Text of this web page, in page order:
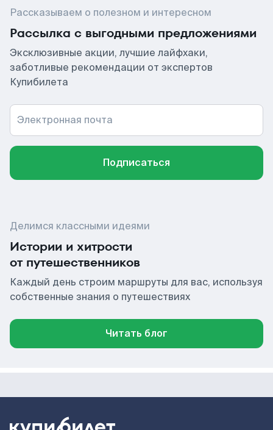
Рассказываем о полезном и интересном
Рассылка с выгодными предложениями
Эксклюзивные акции, лучшие лайфхаки,
заботливые рекомендации от экспертов
Купибилета
Электронная почта
Подписаться
Делимся классными идеями
Истории и хитрости
от путешественников
Каждый день строим маршруты для вас, используя
собственные знания о путешествиях
Читать блог